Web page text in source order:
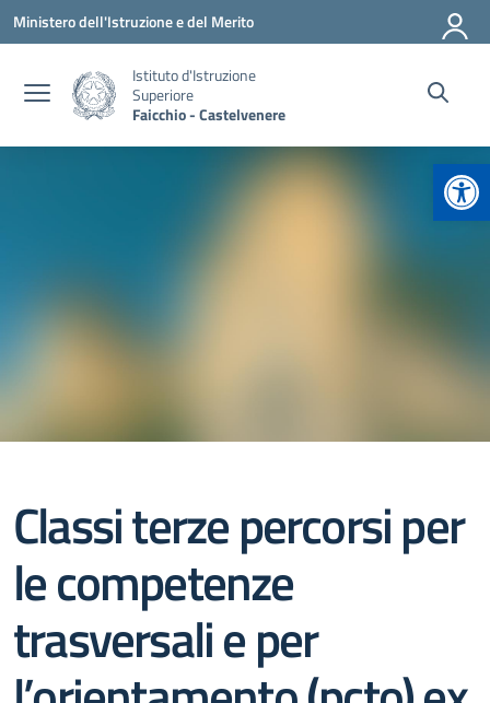
Vai ai contenuti
Vai al menu di navigazione
Vai al footer
Ministero dell'Istruzione e del Merito
Istituto d'Istruzione
Superiore
Faicchio - Castelvenere
Classi terze percorsi per
le competenze
trasversali e per